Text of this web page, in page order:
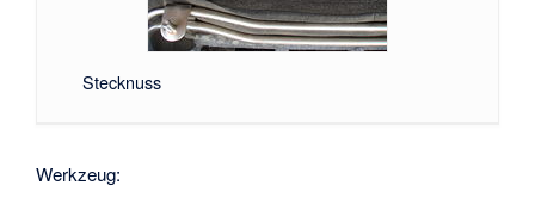
Stecknuss
Werkzeug: